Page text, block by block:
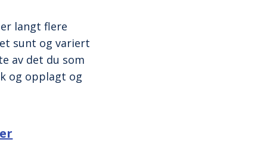
langt flere
sunt og variert
av det du som
og opplagt og